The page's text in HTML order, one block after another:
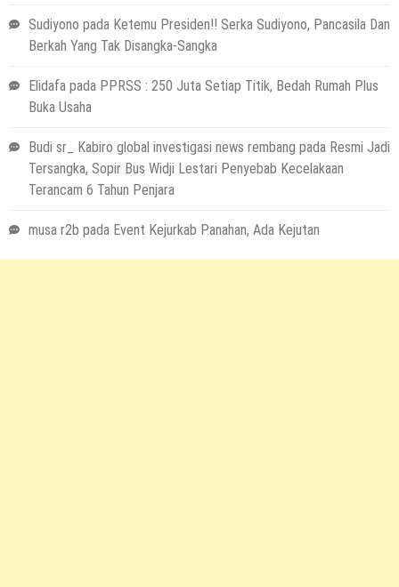
Sudiyono pada Ketemu Presiden!! Serka Sudiyono, Pancasila Dan
Berkah Yang Tak Disangka-Sangka
Elidafa pada PPRSS : 250 Juta Setiap Titik, Bedah Rumah Plus
Buka Usaha
Budi sr_ Kabiro global investigasi news rembang pada Resmi Jadi
Tersangka, Sopir Bus Widji Lestari Penyebab Kecelakaan
Terancam 6 Tahun Penjara
musa r2b pada Event Kejurkab Panahan, Ada Kejutan